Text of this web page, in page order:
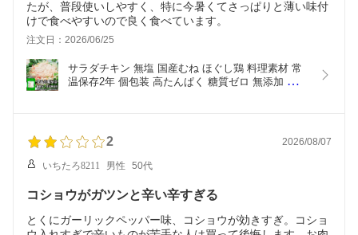
たが、普段使いしやすく、特に今暑くてさっぱりと薄い味付
けで食べやすいので良く食べています。
注文日：2026/06/25
サラダチキン 無塩 国産むね ほぐし鶏 料理素材 常
温保存2年 個包装 高たんぱく 糖質ゼロ 無添加 九州
2 2026/08/07
いちたろ8211 男性 50代
コショウがガツンと辛い辛すぎる
とくにガーリックペッパー味、コショウが効きすぎ。コショ